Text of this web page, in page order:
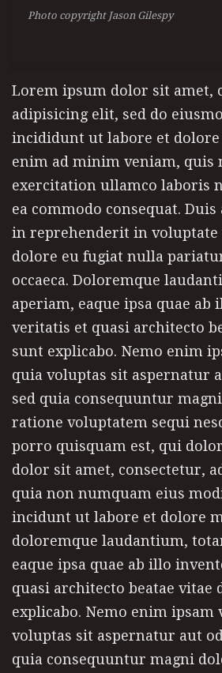
Photo copyright Jason Gilespy
Lorem ipsum dolor sit amet,
adipisicing elit, sed do
incididunt ut labore et dolore
enim ad minim veniam, quis
exercitation ullamco laboris
ea commodo consequat.
in reprehenderit in voluptate
dolore eu fugiat nulla
occaeca. Doloremque
aperiam, eaque ipsa quae ab
veritatis et quasi architecto
sunt explicabo. Nemo enim
quia voluptas sit aspernatur
sed quia consequuntur
ratione voluptatem sequi
porro quisquam est, qui
dolor sit amet, consectetur,
quia non numquam eius
incidunt ut labore et dolore
doloremque laudantium,
eaque ipsa quae ab illo
quasi architecto beatae vitae
explicabo. Nemo enim ipsam
voluptas sit aspernatur aut
quia consequuntur magni